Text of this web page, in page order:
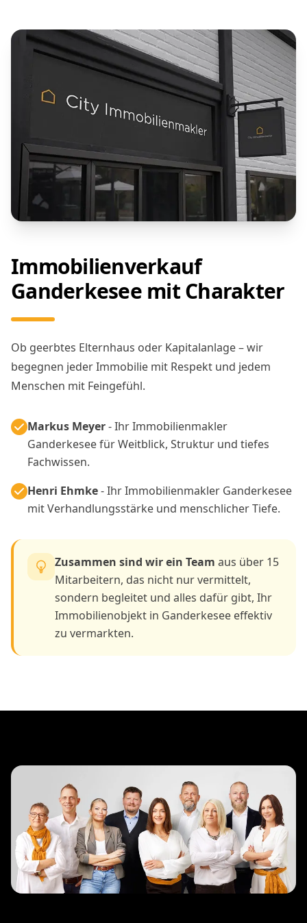
Immobilienverkauf
Ganderkesee mit Charakter
Ob geerbtes Elternhaus oder Kapitalanlage – wir
begegnen jeder Immobilie mit Respekt und jedem
Menschen mit Feingefühl.
Markus Meyer- Ihr Immobilienmakler
Ganderkesee für Weitblick, Struktur und tiefes
Fachwissen.
Henri Ehmke- Ihr Immobilienmakler Ganderkesee
mit Verhandlungsstärke und menschlicher Tiefe.
Zusammen sind wir ein Team aus über 15
Mitarbeitern, das nicht nur vermittelt,
sondern begleitet und alles dafür gibt, Ihr
Immobilienobjekt in Ganderkesee effektiv
zu vermarkten.